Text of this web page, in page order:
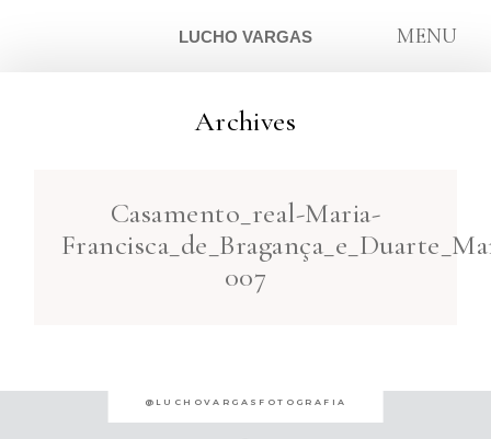
LUCHO VARGAS MENU
Archives
Casamento_real-Maria-
007
SOBRE
@LUCHOVARGASFOTOGRAFIA